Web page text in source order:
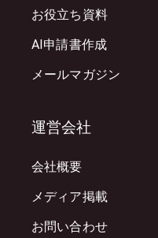
お役立ち資料
AI申請書作成
メールマガジン
運営会社
会社概要
メディア掲載
お問い合わせ